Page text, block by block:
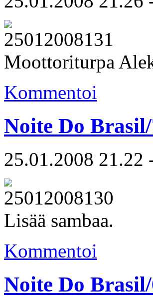
Moottoriturpa
Kommentoi
Noite Do
25.01.2008 21.22
Lisää sambaa.
Kommentoi
Noite Do